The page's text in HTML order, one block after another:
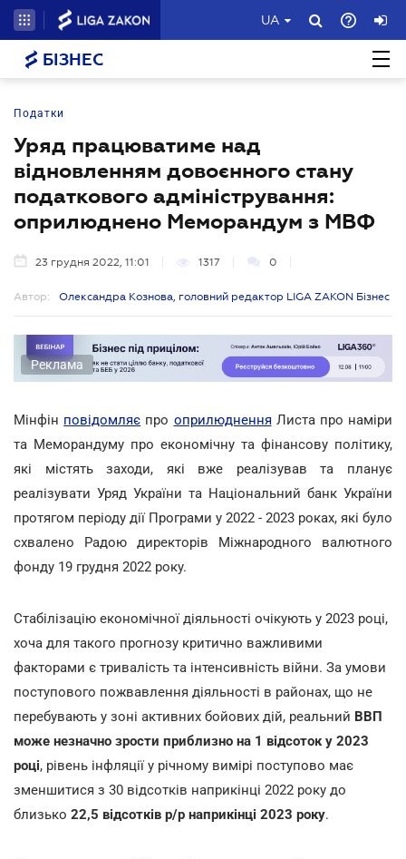
UA
БІЗНЕС
Податки
Уряд працюватиме над
відновленням довоєнного стану
податкового адміністрування:
оприлюднено Меморандум з МВФ
23 грудня 2022, 11:01 1317 0
Автор: Олександра Кознова, головний редактор LIGA ZAKON Бізнес
Реклама
Мінфін повідомляє про оприлюднення Листа про наміри
та Меморандуму про економічну та фінансову політику,
які містять заходи, які вже реалізував та планує
реалізувати Уряд України та Національний банк України
протягом періоду дії Програми у 2022 - 2023 роках, які було
схвалено Радою директорів Міжнародного валютного
фонду 19 грудня 2022 року.
Стабілізацію економічної діяльності очікують у 2023 році,
хоча для такого прогнозу критично важливими
факторами є тривалість та інтенсивність війни. За умови
поступового пожвавлення діяльності в районах, що не
перебувають у зоні активних бойових дій, реальний ВВП
може незначно зрости приблизно на 1 відсоток у 2023
році, рівень інфляції у річному вимірі поступово має
зменшитися з 30 відсотків наприкінці 2022 року до
близько 22,5 відсотків р/р наприкінці 2023 року.